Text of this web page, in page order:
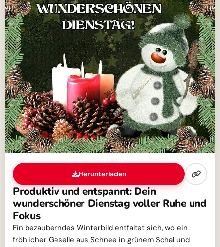
Herunterladen
Produktiv und entspannt: Dein
wunderschöner Dienstag voller Ruhe und
Fokus
Ein bezauberndes Winterbild entfaltet sich, wo ein
fröhlicher Geselle aus Schnee in grünem Schal und